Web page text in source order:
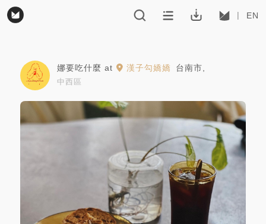
EN
娜要吃什麼 at 漢子勾嬌嬌 台南市
中西區